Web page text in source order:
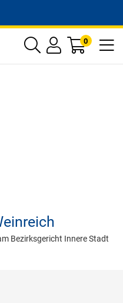
0
Bezirksgericht Innere Stadt